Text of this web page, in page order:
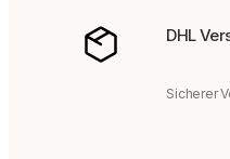
DHL
Sicherer